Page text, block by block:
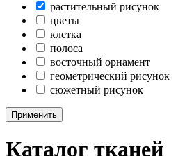
растительный рисунок
цветы
клетка
полоса
восточный орнамент
геометрический рисунок
сюжетный рисунок
Применить
Каталог тканей